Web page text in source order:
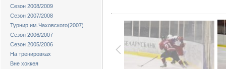
Сезон 2008/2009
Сезон 2007/2008
Турнир им.Чаховского(2007)
Сезон 2006/2007
Сезон 2005/2006
На тренировках
Вне хоккея